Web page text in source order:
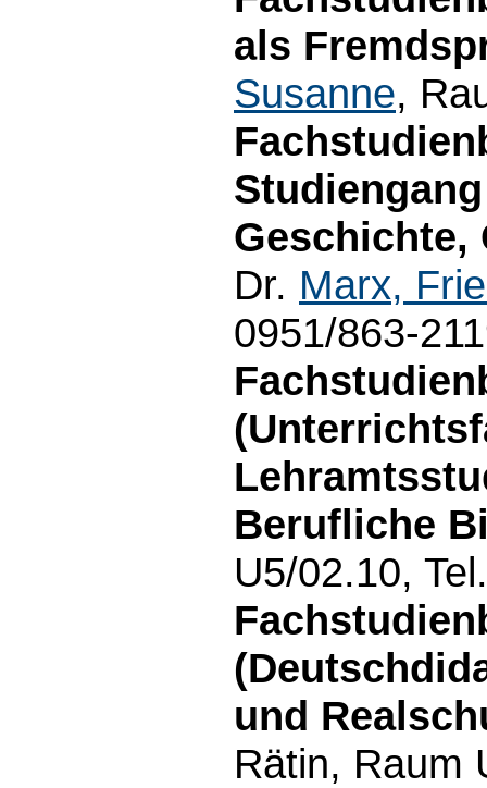
als
Susanne,
Geschichte,
Dr. Marx,
0951/863-
Berufliche
U5/02.10,
und
Rätin, Raum